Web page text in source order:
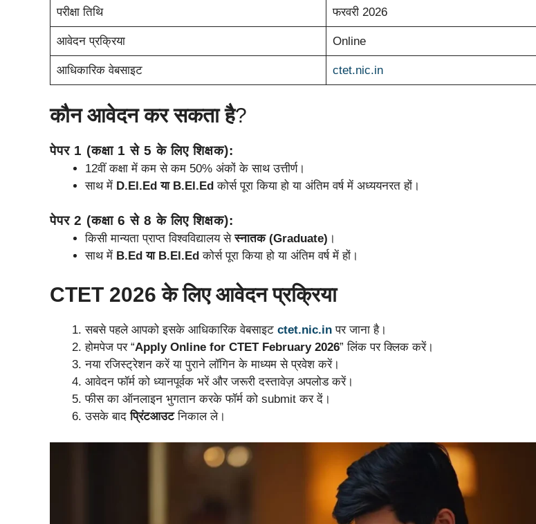
परीक्षा तिथि फरवरी 2026
आवेदन प्रक्रिया Online
आधिकारिक वेबसाइट ctet.nic.in
कौन आवेदन कर सकता है?
पेपर 1 (कक्षा 1 से 5 के लिए शिक्षक):
12वीं कक्षा में कम से कम 50% अंकों के साथ उत्तीर्ण।
साथ में D.El.Ed या B.El.Ed कोर्स पूरा किया हो या अंतिम वर्ष में अध्ययनरत हों।
पेपर 2 (कक्षा 6 से 8 के लिए शिक्षक):
किसी मान्यता प्राप्त विश्वविद्यालय सेस्नातक (Graduate) ।
साथ में B.Ed या B.El.Ed कोर्स पूरा किया हो या अंतिम वर्ष में हों।
CTET 2026 के लिए आवेदन प्रक्रिया
सबसे पहले आपको इसके आधिकारिक वेबसाइट ctet.nic.in पर जाना है।
होमपेज पर “Apply Online for CTET February 2026” लिंक पर क्लिक करें।
नया रजिस्ट्रेशन करें या पुराने लॉगिन के माध्यम से प्रवेश करें।
आवेदन फॉर्म को ध्यानपूर्वक भरें और जरूरी दस्तावेज़ अपलोड करें।
फीस का ऑनलाइन भुगतान करके फॉर्म को submit कर दें।
उसके बादप्रिंटआउटनिकाल ले।